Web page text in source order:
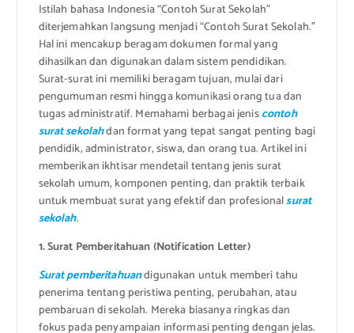
Istilah bahasa Indonesia “Contoh Surat Sekolah”
diterjemahkan langsung menjadi “Contoh Surat Sekolah.”
Hal ini mencakup beragam dokumen formal yang
dihasilkan dan digunakan dalam sistem pendidikan.
Surat-surat ini memiliki beragam tujuan, mulai dari
pengumuman resmi hingga komunikasi orang tua dan
tugas administratif. Memahami berbagai jeniscontoh
surat sekolahdan format yang tepat sangat penting bagi
pendidik, administrator, siswa, dan orang tua. Artikel ini
memberikan ikhtisar mendetail tentang jenis surat
sekolah umum, komponen penting, dan praktik terbaik
untuk membuat surat yang efektif dan profesionalsurat
sekolah.
1. Surat Pemberitahuan (Notification Letter)
Surat pemberitahuandigunakan untuk memberi tahu
penerima tentang peristiwa penting, perubahan, atau
pembaruan di sekolah. Mereka biasanya ringkas dan
fokus pada penyampaian informasi penting dengan jelas.